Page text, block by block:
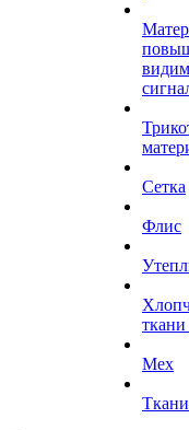
Сетка
Флис
Мех